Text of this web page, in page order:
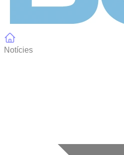
Notícies